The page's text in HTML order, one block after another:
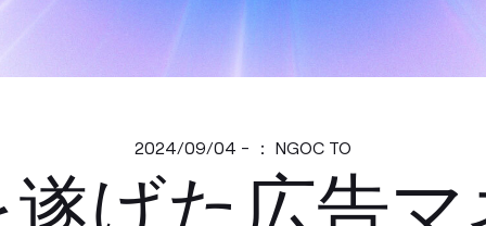
2024/09/04 - ： NGOC TO
げた広告